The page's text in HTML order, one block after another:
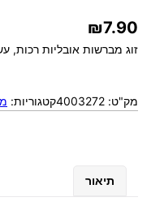
₪7.90
זוג מברשות אובליות רכות,
מק"ט: 4003272קטגוריות:
תיאור